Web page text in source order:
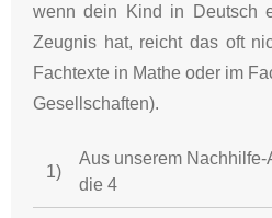
wenn dein Kind in Deutsch
Zeugnis hat, reicht das oft
Fachtexte in Mathe oder im
Gesellschaften).
1)
Aus unserem
die 4